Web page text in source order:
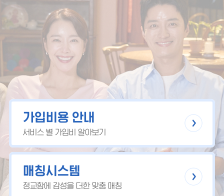
가입비용 안내
서비스 별 가입비 알아보기
매칭시스템
정교함에 감성을 더한 맞춤 매칭